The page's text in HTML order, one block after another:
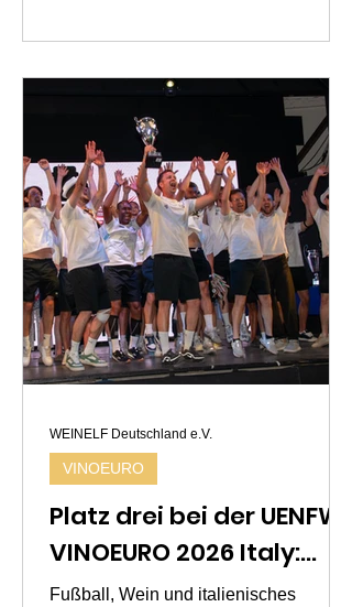
Leitung ihres Präsidenten Robert
Lönarz absolvierte die Mannschaft ein
vielseitiges Programm mit politischen
Gesprächen, einem offiziellen
Empfang im Deutschen Bundestag
sowie dem traditionellen Freundsc
Platz drei bei der UENFW
VINOEURO 2026 Italy:
Deutsche Weinelf auf
Fußball, Wein und italienisches
VINOEURO
WEINELF Deutschland e.V.